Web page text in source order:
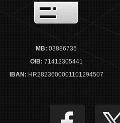
MB: 03886735
OIB: 71412305441
IBAN: HR2823600001101294507